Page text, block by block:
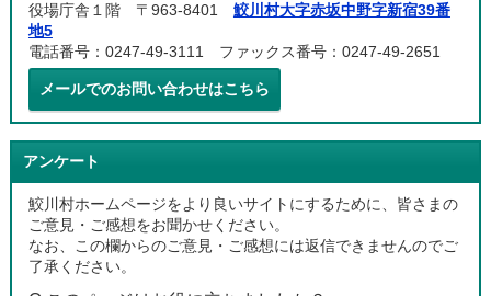
役場庁舎１階 〒963-8401 鮫川村大字赤坂中野字新宿39番
地5
電話番号：0247-49-3111 ファックス番号：0247-49-2651
メールでのお問い合わせはこちら
アンケート
鮫川村ホームページをより良いサイトにするために、皆さまの
ご意見・ご感想をお聞かせください。
なお、この欄からのご意見・ご感想には返信できませんのでご
了承ください。